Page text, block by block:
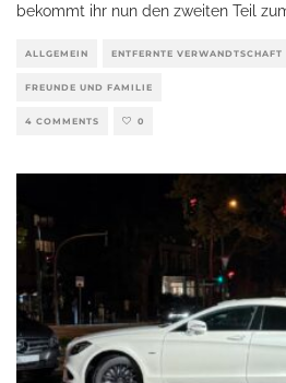
bekommt ihr nun den zweiten Teil
ALLGEMEIN ENTFERNTE VERWANDTSCHAFT
FREUNDE UND FAMILIE
4 COMMENTS 0